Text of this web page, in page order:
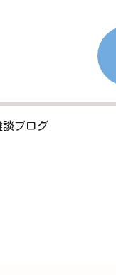
談ブログ